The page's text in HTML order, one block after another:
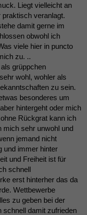
Liegt vielleicht an
praktisch veranlagt.
damit gerne im
obwohl ich
viele hier in puncto
zu. ..
grüppchen
wohl, wohler als
zu sein.
besonderes um
hintergeht oder mich
Rückgrat kann ich
mich sehr unwohl und
jemand nicht
und immer hinter
und Freiheit ist für
schnell
erst hinterher das da
Wettbewerbe
zu geben bei der
schnell damit zufrieden